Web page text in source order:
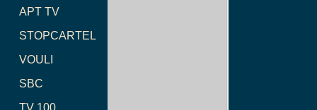
ΑΡΤ TV
STOPCARTEL
VOULI
SBC
TV 100